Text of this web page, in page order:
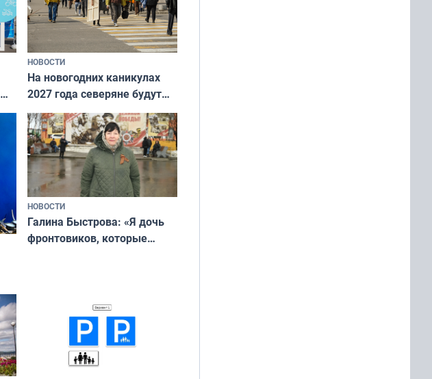
НОВОСТИ
На новогодних каникулах
2027 года северяне будут
отдыхать 11 дней
НОВОСТИ
Галина Быстрова: «Я дочь
фронтовиков, которые